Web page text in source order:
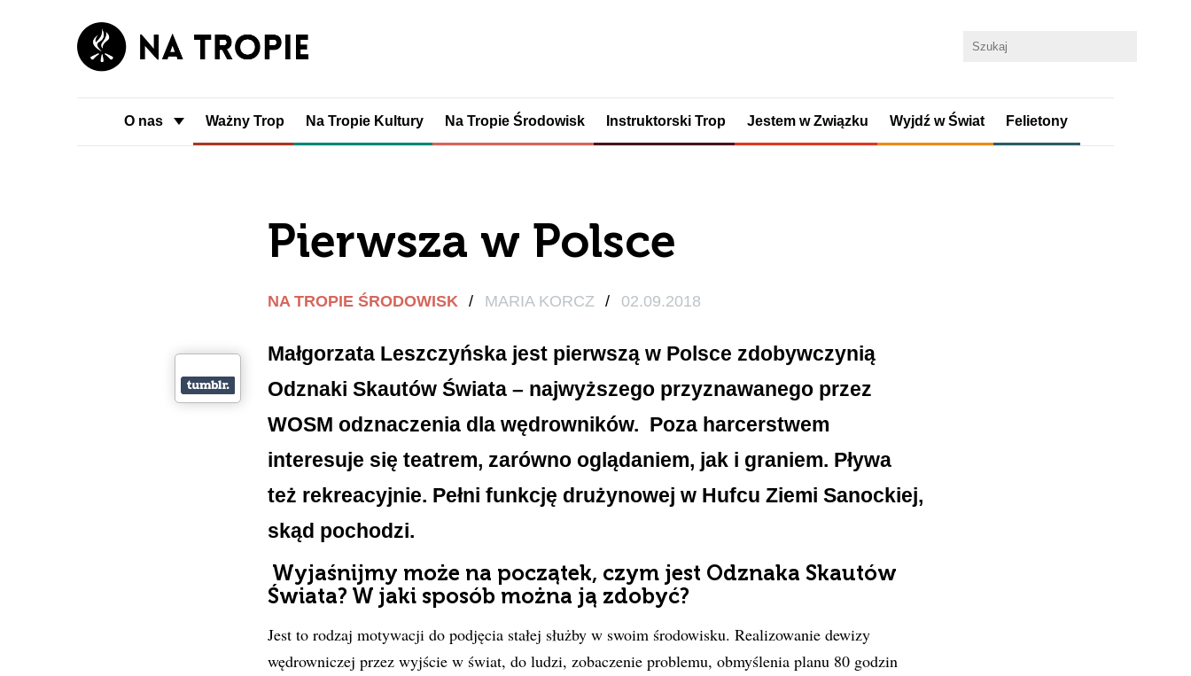
O nas Ważny Trop Na Tropie Kultury Na Tropie Środowisk Instruktorski Trop Jestem w Związku Wyjdź w Świat Felietony
Pierwsza w Polsce
NA TROPIE ŚRODOWISK / MARIA KORCZ / 02.09.2018
Małgorzata Leszczyńska jest pierwszą w Polsce zdobywczynią
Odznaki Skautów Świata – najwyższego przyznawanego przez
WOSM odznaczenia dla wędrowników. Poza harcerstwem
interesuje się teatrem, zarówno oglądaniem, jak i graniem. Pływa
też rekreacyjnie. Pełni funkcję drużynowej w Hufcu Ziemi Sanockiej,
skąd pochodzi.
Wyjaśnijmy może na początek, czym jest Odznaka Skautów
Świata? W jaki sposób można ją zdobyć?
Jest to rodzaj motywacji do podjęcia stałej służby w swoim środowisku. Realizowanie dewizy
wędrowniczej przez wyjście w świat, do ludzi, zobaczenie problemu, obmyślenia planu 80 godzin